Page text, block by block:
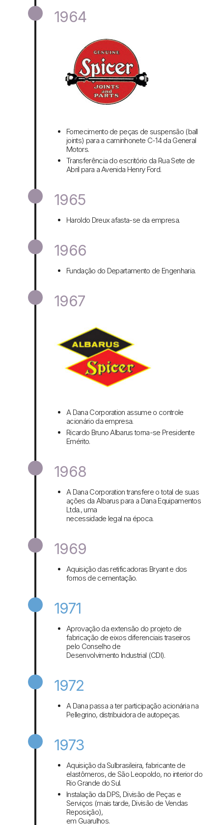
1964
Fornecimento de peças de suspensão (ball
joints) para a caminhonete C-14 da General
Motors.
Transferência do escritório da Rua Sete de
Abril para a Avenida Henry Ford.
1965
Haroldo Dreux afasta-se da empresa.
1966
Fundação do Departamento de Engenharia.
1967
A Dana Corporation assume o controle
acionário da empresa.
Ricardo Bruno Albarus torna-se Presidente
Emérito.
1968
A Dana Corporation transfere o total de suas
ações da Albarus para a Dana Equipamentos
Ltda., uma
necessidade legal na época.
1969
Aquisição das retificadoras Bryant e dos
fornos de cementação.
1971
Aprovação da extensão do projeto de
fabricação de eixos diferenciais traseiros
pelo Conselho de
Desenvolvimento Industrial (CDI).
1972
A Dana passa a ter participação acionária na
Pellegrino, distribuidora de autopeças.
1973
Aquisição da Sulbrasileira, fabricante de
elastômeros, de São Leopoldo, no interior do
Rio Grande do Sul.
Instalação da DPS, Divisão de Peças e
Serviços (mais tarde, Divisão de Vendas
Reposição),
em Guarulhos.